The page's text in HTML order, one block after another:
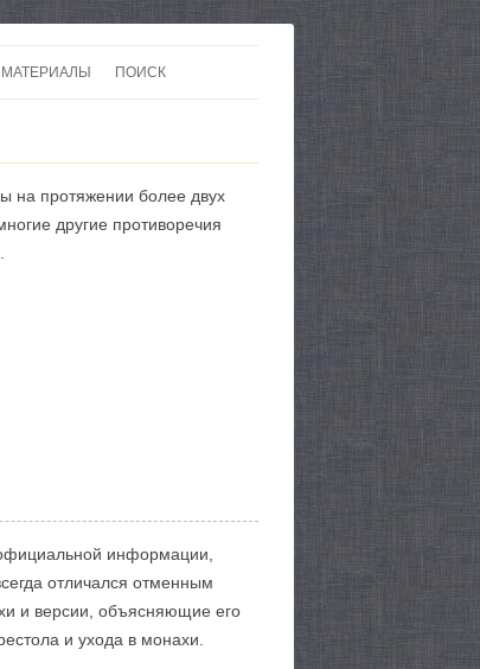
МАТЕРИАЛЫ ПОИСК
на протяжении более двух
другие противоречия
информации,
отличался отменным
и версии, объясняющие его
и ухода в монахи.